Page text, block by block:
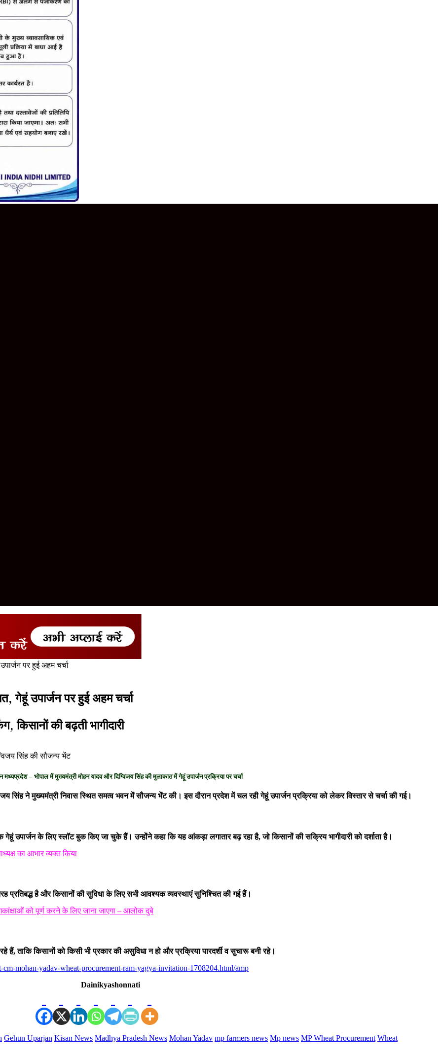
पर हुई अहम चर्चा
गेहूं उपार्जन पर हुई अहम चर्चा
की बढ़ती भागीदारी
सिंह की सौजन्य भेंट
मध्यप्रदेश – भोपाल में मुख्यमंत्री मोहन यादव और दिग्विजय सिंह की मुलाकात में गेहूं उपार्जन प्रक्रिया पर चर्चा
सिंह ने मुख्यमंत्री निवास स्थित समत्व भवन में सौजन्य भेंट की। इस दौरान प्रदेश में चल रही गेहूं उपार्जन प्रक्रिया को लेकर विस्तार से चर्चा की गई।
उपार्जन के लिए स्लॉट बुक किए जा चुके हैं। उन्होंने कहा कि यह आंकड़ा लगातार बढ़ रहा है, जो किसानों की सक्रिय भागीदारी को दर्शाता है।
का आभार व्यक्त किया
प्रतिबद्ध है और किसानों की सुविधा के लिए सभी आवश्यक व्यवस्थाएं सुनिश्चित की गई हैं।
को पूर्ण करने के लिए जाना जाएगा – आलोक दुबे
हैं, ताकि किसानों को किसी भी प्रकार की असुविधा न हो और प्रक्रिया पारदर्शी व सुचारू बनी रहे।
mohan-yadav-wheat-procurement-ram-yagya-invitation-1708204.html/amp
Dainikyashonnati
Gehun Uparjan Kisan News Madhya Pradesh News Mohan Yadav mp farmers news Mp news MP Wheat Procurement Wheat